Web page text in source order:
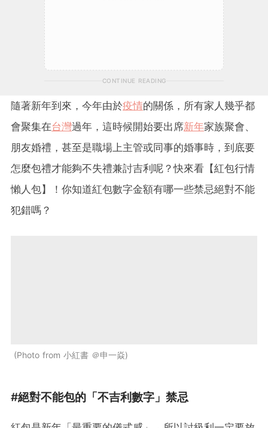
CONTINUE READING
隨著新年到來，今年由於疫情的關係，所有家人幾乎都
會聚集在台灣過年，這時候開始要出席新年家族聚會、
朋友婚禮，甚至是職場上主管或同事的婚事時，到底要
怎麼包禮才能夠不失禮兼討吉利呢？快來看【紅包行情
懶人包】！你知道紅包數字金額有哪一些禁忌絕對不能
犯錯嗎？
Photo from 小紅書 ＠申一焱
#絕對不能包的「不吉利數字」禁忌